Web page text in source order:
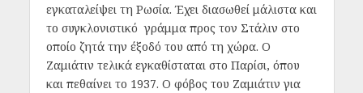
εγκαταλείψει τη Ρωσία. Έχει διασωθεί μάλιστα και
το συγκλονιστικό γράμμα προς τον Στάλιν στο
οποίο ζητά την έξοδό του από τη χώρα. Ο
Ζαμιάτιν τελικά εγκαθίσταται στο Παρίσι, όπου
και πεθαίνει το 1937. Ο φόβος του Ζαμιάτιν για